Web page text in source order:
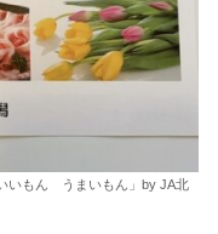
もん うまいもん」by JA北